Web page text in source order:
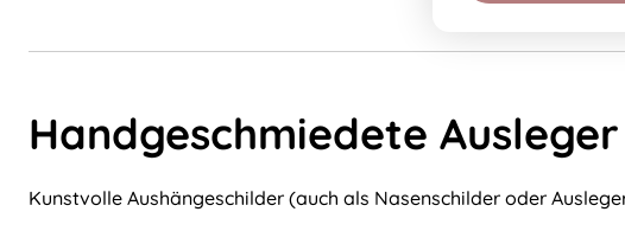
Handgeschmiedete
Kunstvolle Aushängeschilder (auch als Nasenschilder oder